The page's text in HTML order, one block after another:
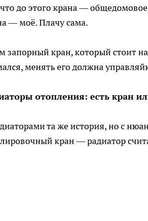
до этого крана —
— моё. Плачу сама.
запорный кран, который стоит
менять его должна
отопления: есть кран
та же история, но с
кран — радиатор